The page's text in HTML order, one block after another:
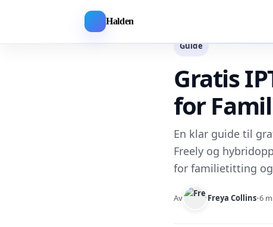
Halden
Guide
Gratis
for
En klar guide til
Freely og
for familietitting
Av Freya Collins•6